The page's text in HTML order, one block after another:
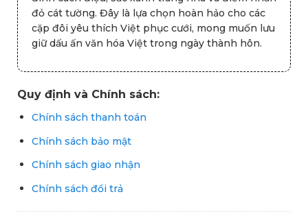
đỏ cát tường. Đây là lựa chọn hoàn hảo cho các
cặp đôi yêu thích Việt phục cưới, mong muốn lưu
giữ dấu ấn văn hóa Việt trong ngày thành hôn.
Quy định và Chính sách:
Chính sách thanh toán
Chính sách bảo mật
Chính sách giao nhận
Chính sách đổi trả